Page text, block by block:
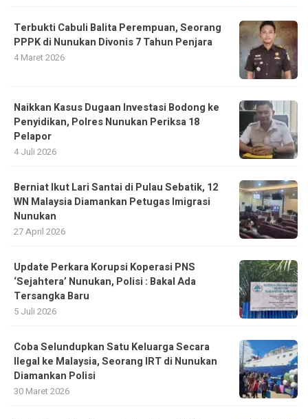
Terbukti Cabuli Balita Perempuan, Seorang
PPPK di Nunukan Divonis 7 Tahun Penjara
4 Maret 2026
Naikkan Kasus Dugaan Investasi Bodong ke
Penyidikan, Polres Nunukan Periksa 18
Pelapor
4 Juli 2026
Berniat Ikut Lari Santai di Pulau Sebatik, 12
WN Malaysia Diamankan Petugas Imigrasi
Nunukan
27 April 2026
Update Perkara Korupsi Koperasi PNS
‘Sejahtera’ Nunukan, Polisi : Bakal Ada
Tersangka Baru
5 Juli 2026
Coba Selundupkan Satu Keluarga Secara
Ilegal ke Malaysia, Seorang IRT di Nunukan
Diamankan Polisi
30 Maret 2026